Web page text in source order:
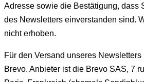
Adresse sowie die Bestätigung, dass
des Newsletters einverstanden sind.
nicht erhoben.
Für den Versand unseres
Brevo. Anbieter ist die Brevo SAS, 7